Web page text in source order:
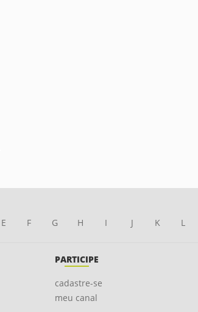
E F G H I J K L
PARTICIPE
cadastre-se
meu canal